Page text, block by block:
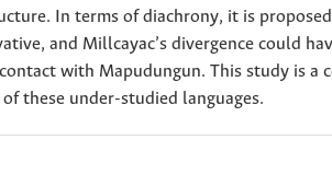
In terms of diachrony, it is
and Millcayac’s divergence could
with Mapudungun. This study is a
these under-studied languages.